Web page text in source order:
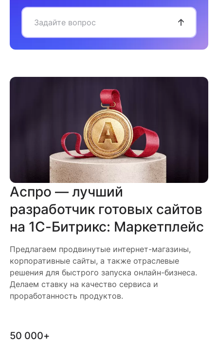
Задайте вопрос
Аспро — лучший
разработчик готовых сайтов
на 1С-Битрикс: Маркетплейс
Предлагаем продвинутые интернет-магазины,
корпоративные сайты, а также отраслевые
решения для быстрого запуска онлайн-бизнеса.
Делаем ставку на качество сервиса и
проработанность продуктов.
50 000+